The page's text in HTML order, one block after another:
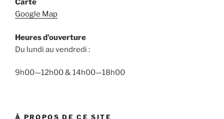
Carte
Google Map
Heures d’ouverture
Du lundi au vendredi :
9h00—12h00 & 14h00—18h00
À PROPOS DE CE SITE